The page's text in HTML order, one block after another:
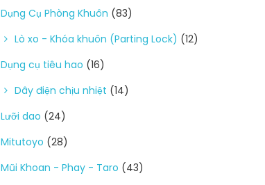
Dụng Cụ Phòng Khuôn (83)
Lò xo - Khóa khuôn (Parting Lock) (12)
Dụng cụ tiêu hao (16)
Dây điện chịu nhiệt (14)
Lưỡi dao (24)
Mitutoyo (28)
Mũi Khoan - Phay - Taro (43)